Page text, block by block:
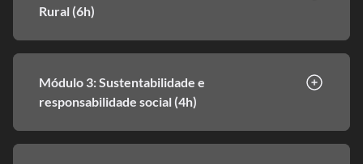
Rural (6h)
Módulo 3: Sustentabilidade e
responsabilidade social (4h)